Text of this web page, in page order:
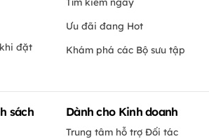
đặt
Ưu đãi đang Hot
Khám phá các Bộ sưu tập
sách Dành cho Kinh doanh
Trung tâm hỗ trợ Đối tác